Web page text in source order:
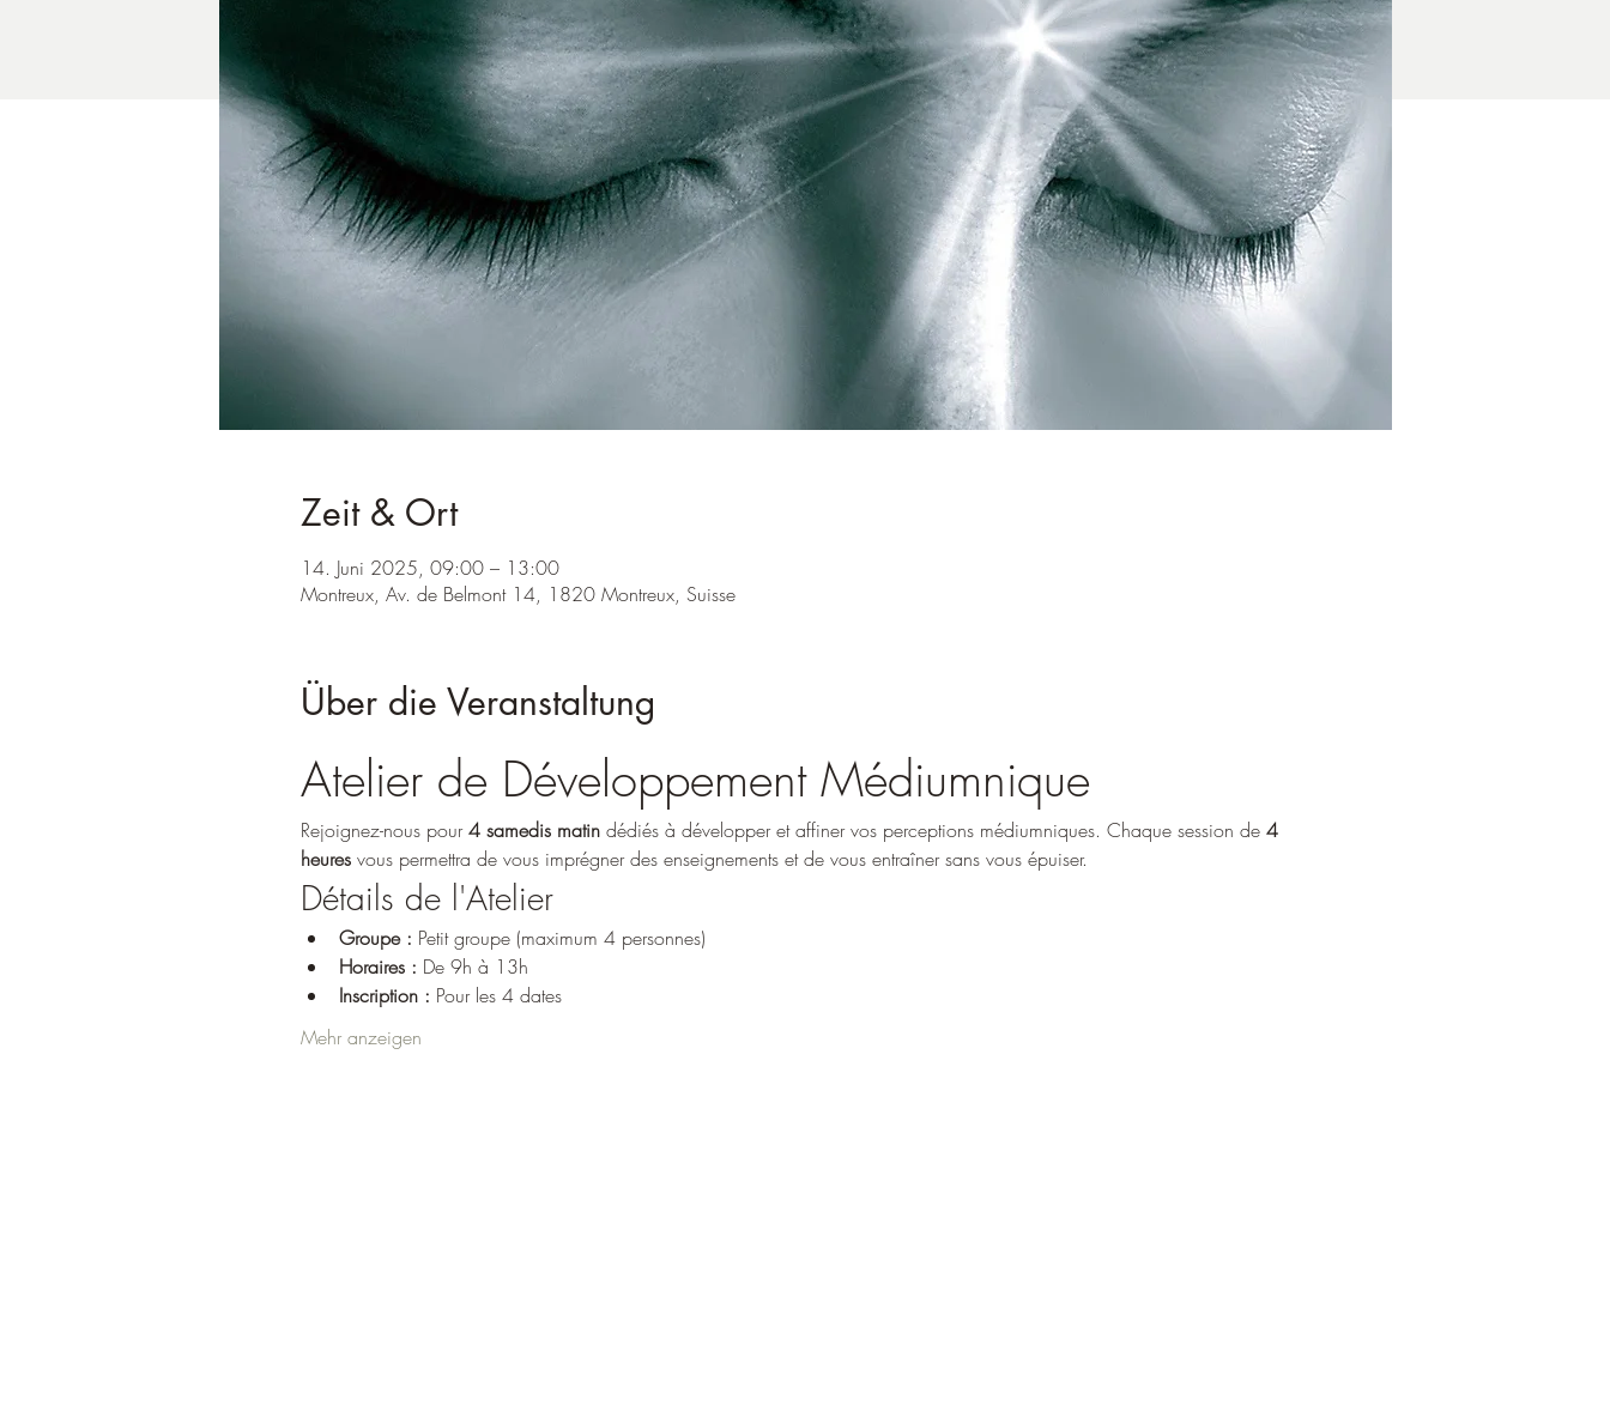
Zeit & Ort
14. Juni 2025, 09:00 – 13:00
Montreux, Av. de Belmont 14, 1820 Montreux, Suisse
Über die Veranstaltung
Atelier de Développement Médiumnique
Rejoignez-nous pour 4 samedis matin dédiés à développer et affiner vos perceptions médiumniques. Chaque session de 4
heures vous permettra de vous imprégner des enseignements et de vous entraîner sans vous épuiser.
Détails de l'Atelier
Groupe : Petit groupe (maximum 4 personnes)
Horaires : De 9h à 13h
Inscription : Pour les 4 dates
Mehr anzeigen